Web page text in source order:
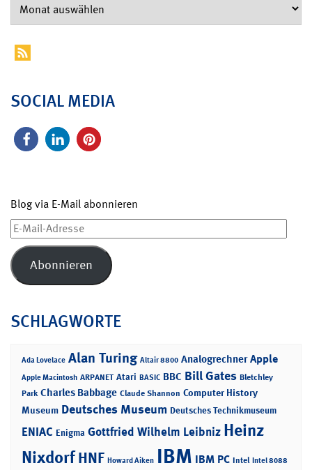
SOCIAL MEDIA
Blog via E-Mail abonnieren
E-
Mail-
Adresse
Abonnieren
SCHLAGWORTE
Ada Lovelace Alan Turing Altair 8800 Analogrechner Apple
Apple Macintosh ARPANET Atari BASIC BBC Bill Gates Bletchley
Park Charles Babbage Claude Shannon Computer History
Museum Deutsches Museum Deutsches Technikmuseum
ENIAC Enigma Gottfried Wilhelm Leibniz Heinz
NixdorfHNF Howard Aiken IBM IBM PC Intel Intel 8088